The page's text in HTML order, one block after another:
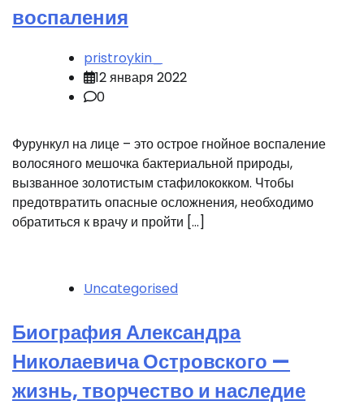
воспаления
pristroykin_
12 января 2022
0
Фурункул на лице – это острое гнойное воспаление
волосяного мешочка бактериальной природы,
вызванное золотистым стафилококком. Чтобы
предотвратить опасные осложнения, необходимо
обратиться к врачу и пройти […]
Uncategorised
Биография Александра
Николаевича Островского —
жизнь, творчество и наследие